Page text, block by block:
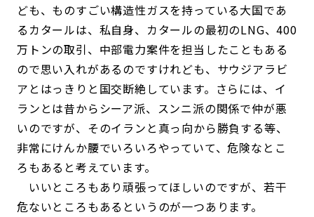
ども、ものすごい構造性ガスを持っている大国であ
るカタールは、私自身、カタールの最初のLNG、400
万トンの取引、中部電力案件を担当したこともある
ので思い入れがあるのですけれども、サウジアラビ
アとはっきりと国交断絶しています。さらには、イ
ランとは昔からシーア派、スンニ派の関係で仲が悪
いのですが、そのイランと真っ向から勝負する等、
非常にけんか腰でいろいろやっていて、危険なとこ
ろもあると考えています。
いいところもあり頑張ってほしいのですが、若干
危ないところもあるというのが一つあります。